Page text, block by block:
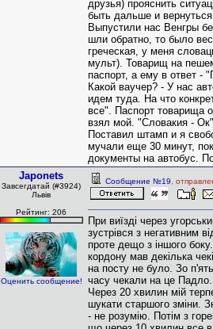
друзья) прояснить
быть дальше и вернуться
Выпустили нас Венгры
шли обратно, то было
греческая, у меня
мульт). Товарищ на
паспорт, а ему в ответ -
Какой ваучер? - У нас
идем туда. На что
все". Паспорт товарища
взял мой. "Словакия - Ок"
Поставил штамп и я
мучали еще 30 минут,
документы на автобус.
Japonets
Завсегдатай (#3924)
Львів
Рейтинг: 206
Оценить сообщение!
Сообщение №19 ,
При виїзді через
зустрівся з негативним
проте дещо з іншого
кордону мав декілька
на посту не було. Зо
часу чекали на це Падло.
Через 20 хвилин мій
шукати старшого зміни.
- не розумію. Потім з